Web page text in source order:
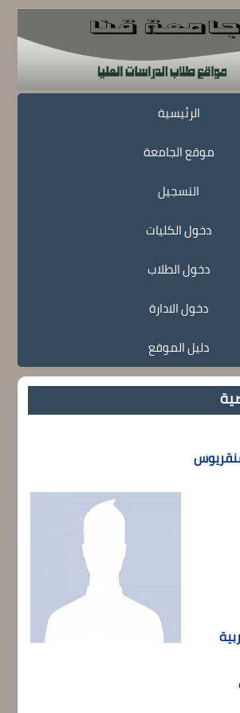
الرئيسية
موقع الجامعة
التسجيل
دخول الكليات
دخول الطلاب
دخول الادارة
دليل الموقع